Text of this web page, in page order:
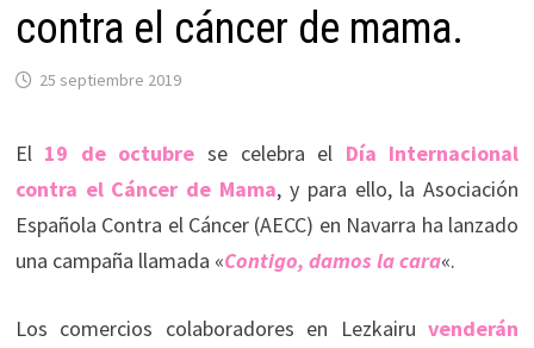
contra el cáncer de mama.
25 septiembre 2019
El 19 de octubre se celebra el Día Internacional
contra el Cáncer de Mama, y para ello, la Asociación
Española Contra el Cáncer (AECC) en Navarra ha lanzado
una campaña llamada «Contigo, damos la cara«.
Los comercios colaboradores en Lezkairu venderán